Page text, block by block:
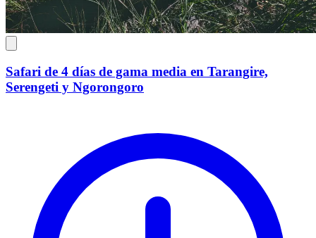
Safari de 4 días de gama media en Tarangire,
Serengeti y Ngorongoro